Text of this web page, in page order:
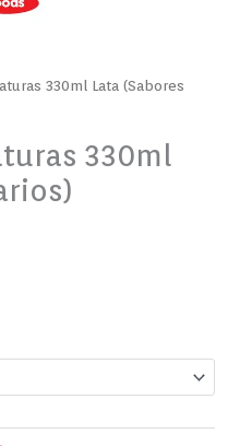
330ml Lata (Sabores
330ml